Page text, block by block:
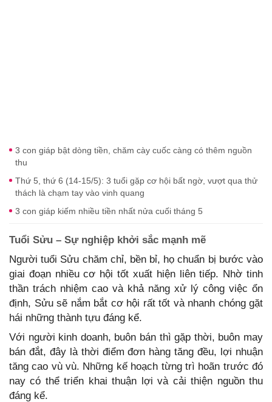
3 con giáp bật dòng tiền, chăm cày cuốc càng có thêm nguồn
thu
Thứ 5, thứ 6 (14-15/5): 3 tuổi gặp cơ hội bất ngờ, vượt qua thử
thách là chạm tay vào vinh quang
3 con giáp kiếm nhiều tiền nhất nửa cuối tháng 5
Tuổi Sửu – Sự nghiệp khởi sắc mạnh mẽ
Người tuổi Sửu chăm chỉ, bền bỉ, họ chuẩn bị bước vào
giai đoạn nhiều cơ hội tốt xuất hiện liên tiếp. Nhờ tinh
thần trách nhiệm cao và khả năng xử lý công việc ổn
định, Sửu sẽ nắm bắt cơ hội rất tốt và nhanh chóng gặt
hái những thành tựu đáng kể.
Với người kinh doanh, buôn bán thì gặp thời, buôn may
bán đắt, đây là thời điểm đơn hàng tăng đều, lợi nhuận
tăng cao vù vù. Những kế hoạch từng trì hoãn trước đó
nay có thể triển khai thuận lợi và cải thiện nguồn thu
đáng kể.